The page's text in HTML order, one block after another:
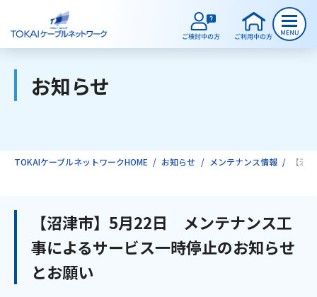
ご検討中のお客様
インターネット
お知らせ
TOKAIケーブルネットワークHOME お知らせ メンテナンス情報 【沼
【沼津市】5月22日 メンテナンス工
事によるサービス一時停止のお知らせ
とお願い